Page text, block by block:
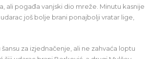
ali pogađa vanjski dio mreže. Minutu kasnije
još bolje brani ponajbolji vratar lige,
za izjednačenje, ali ne zahvaća loptu